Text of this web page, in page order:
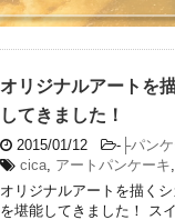
オリジナルアートを
してきました！
2015/01/12 - ├パン
cica アートパンケーキ
オリジナルアートを描く
を堪能してきました！ ス